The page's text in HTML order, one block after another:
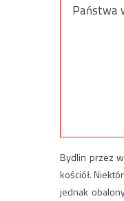
Państwa
Bydlin przez
kościół.
jednak